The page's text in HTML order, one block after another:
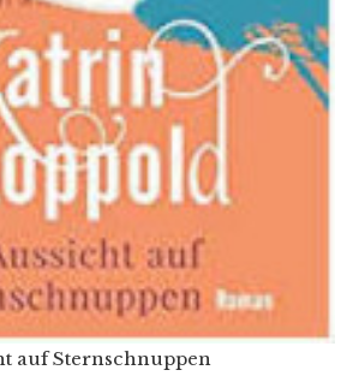
auf Sternschnuppen